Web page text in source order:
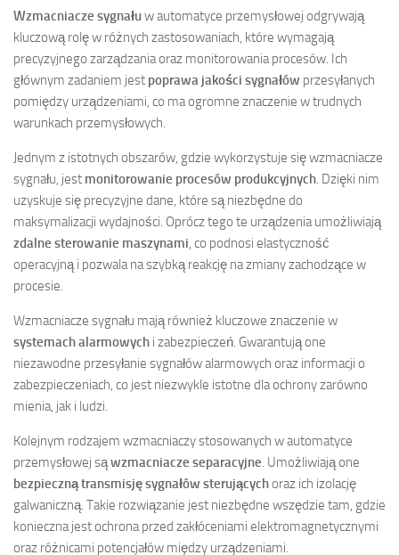
Wzmacniacze sygnałuw automatyce przemysłowej odgrywają
kluczową rolę w różnych zastosowaniach, które wymagają
precyzyjnego zarządzania oraz monitorowania procesów. Ich
głównym zadaniem jest poprawa jakości sygnałów przesyłanych
pomiędzy urządzeniami, co ma ogromne znaczenie w trudnych
warunkach przemysłowych.
Jednym z istotnych obszarów, gdzie wykorzystuje się wzmacniacze
sygnału, jest monitorowanie procesów produkcyjnych. Dzięki nim
uzyskuje się precyzyjne dane, które są niezbędne do
maksymalizacji wydajności. Oprócz tego te urządzenia umożliwiają
zdalne sterowanie maszynami, co podnosi elastyczność
operacyjną i pozwala na szybką reakcję na zmiany zachodzące w
procesie.
Wzmacniacze sygnału mają również kluczowe znaczenie w
systemach alarmowych i zabezpieczeń. Gwarantują one
niezawodne przesyłanie sygnałów alarmowych oraz informacji o
zabezpieczeniach, co jest niezwykle istotne dla ochrony zarówno
mienia, jak i ludzi.
Kolejnym rodzajem wzmacniaczy stosowanych w automatyce
przemysłowej sąwzmacniacze separacyjne. Umożliwiają one
bezpieczną transmisję sygnałów sterującychoraz ich izolację
galwaniczną. Takie rozwiązanie jest niezbędne wszędzie tam, gdzie
konieczna jest ochrona przed zakłóceniami elektromagnetycznymi
oraz różnicami potencjałów między urządzeniami.